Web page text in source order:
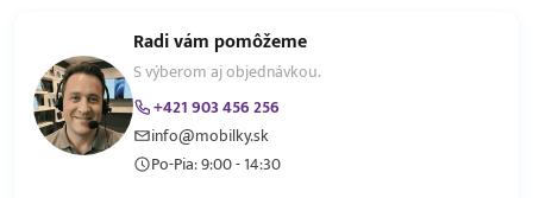
Radi vám pomôžeme
S výberom aj objednávkou.
+421 903 456 256
info@mobilky.sk
Po-Pia: 9:00 - 14:30